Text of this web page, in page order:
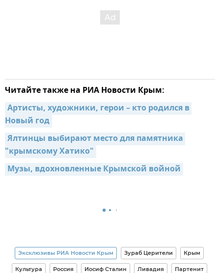
Читайте также на РИА Новости Крым:
Артисты, художники, герои – кто родился в
Новый год
Ялтинцы выбирают место для памятника
"крымскому Хатико"
Музы, вдохновленные Крымской войной
Эксклюзивы РИА Новости Крым Зураб Церители Крым
Культура Россия Иосиф Сталин Ливадия Партенит